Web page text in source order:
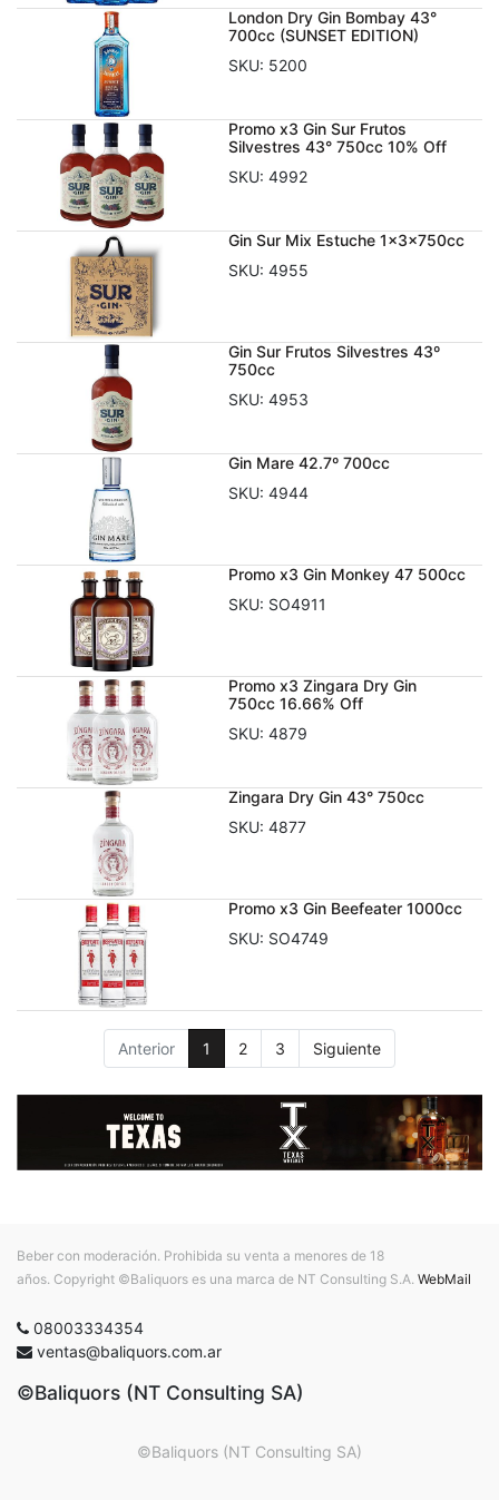
London Dry Gin Bombay 43°
700cc (SUNSET EDITION)
SKU: 5200
Promo x3 Gin Sur Frutos
Silvestres 43° 750cc 10% Off
SKU: 4992
Gin Sur Mix Estuche 1x3x750cc
SKU: 4955
Gin Sur Frutos Silvestres 43º
750cc
SKU: 4953
Gin Mare 42.7º 700cc
SKU: 4944
Promo x3 Gin Monkey 47 500cc
SKU: SO4911
Promo x3 Zingara Dry Gin
750cc 16.66% Off
SKU: 4879
Zingara Dry Gin 43° 750cc
SKU: 4877
Promo x3 Gin Beefeater 1000cc
SKU: SO4749
Anterior 1 2 3 Siguiente
Beber con moderación. Prohibida su venta a menores de 18
años. Copyright ©Baliquors es una marca de NT Consulting S.A. WebMail
08003334354
ventas@baliquors.com.ar
©Baliquors (NT Consulting SA)
©Baliquors (NT Consulting SA)